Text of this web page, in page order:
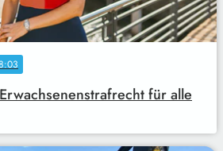
für alle